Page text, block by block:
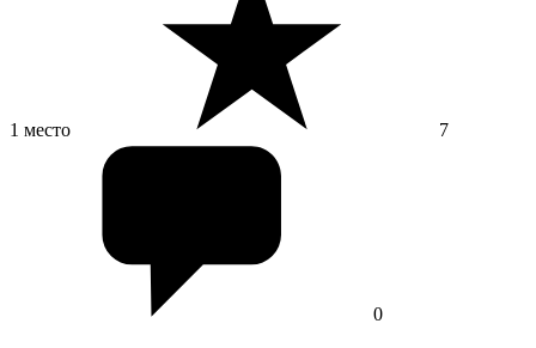
1 место 7
0